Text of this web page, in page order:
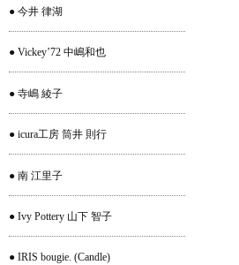
● 今井 律湖
● Vickey’72 中嶋和也
● 寺嶋 綾子
● icura工房 筒井 則行
● 南 江里子
● Ivy Pottery 山下 智子
● IRIS bougie. (Candle)